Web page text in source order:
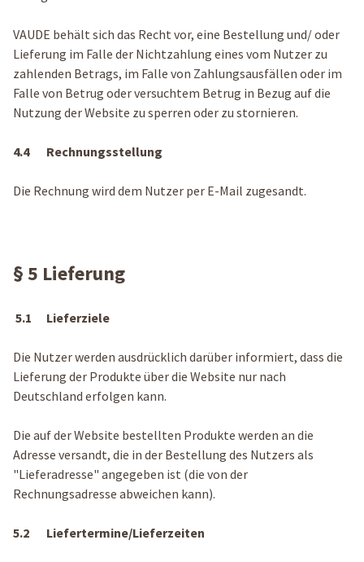
VAUDE behält sich das Recht vor, eine Bestellung und/ oder
Lieferung im Falle der Nichtzahlung eines vom Nutzer zu
zahlenden Betrags, im Falle von Zahlungsausfällen oder im
Falle von Betrug oder versuchtem Betrug in Bezug auf die
Nutzung der Website zu sperren oder zu stornieren.
4.4 Rechnungsstellung
Die Rechnung wird dem Nutzer per E-Mail zugesandt.
§ 5 Lieferung
5.1 Lieferziele
Die Nutzer werden ausdrücklich darüber informiert, dass die
Lieferung der Produkte über die Website nur nach
Deutschland erfolgen kann.
Die auf der Website bestellten Produkte werden an die
Adresse versandt, die in der Bestellung des Nutzers als
"Lieferadresse" angegeben ist (die von der
Rechnungsadresse abweichen kann).
5.2 Liefertermine/Lieferzeiten